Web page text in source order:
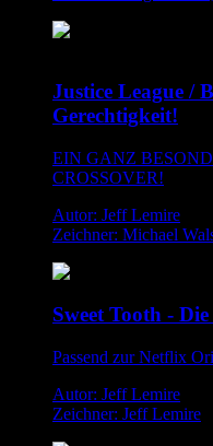
Justice League /
Gerechtigkeit!
EIN GANZ
CROSSOVER!
Autor: Jeff Lemire
Zeichner: Michael
Sweet Tooth -
Passend zur Netflix
Autor: Jeff Lemire
Zeichner: Jeff Lemire